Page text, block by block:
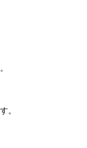
。